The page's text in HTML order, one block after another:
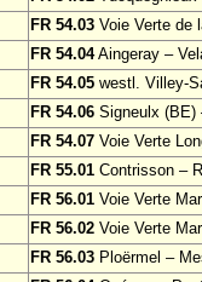
FR 54.03 Voie Verte de
FR 54.04Aingeray –
FR 54.05 westl. Villey-
FR 54.06 Signeulx (BE)
FR 54.07 Voie Verte
FR 55.01 Contrisson –
FR 56.01 Voie Verte
FR 56.02 Voie Verte
FR 56.03 Ploërmel –